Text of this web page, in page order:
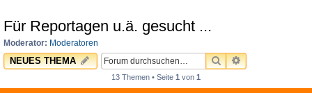
Für Reportagen u.ä. gesucht ...
Moderator: Moderatoren
NEUES THEMA SUCHEERWEITERTE
13 Themen • Seite 1 von 1